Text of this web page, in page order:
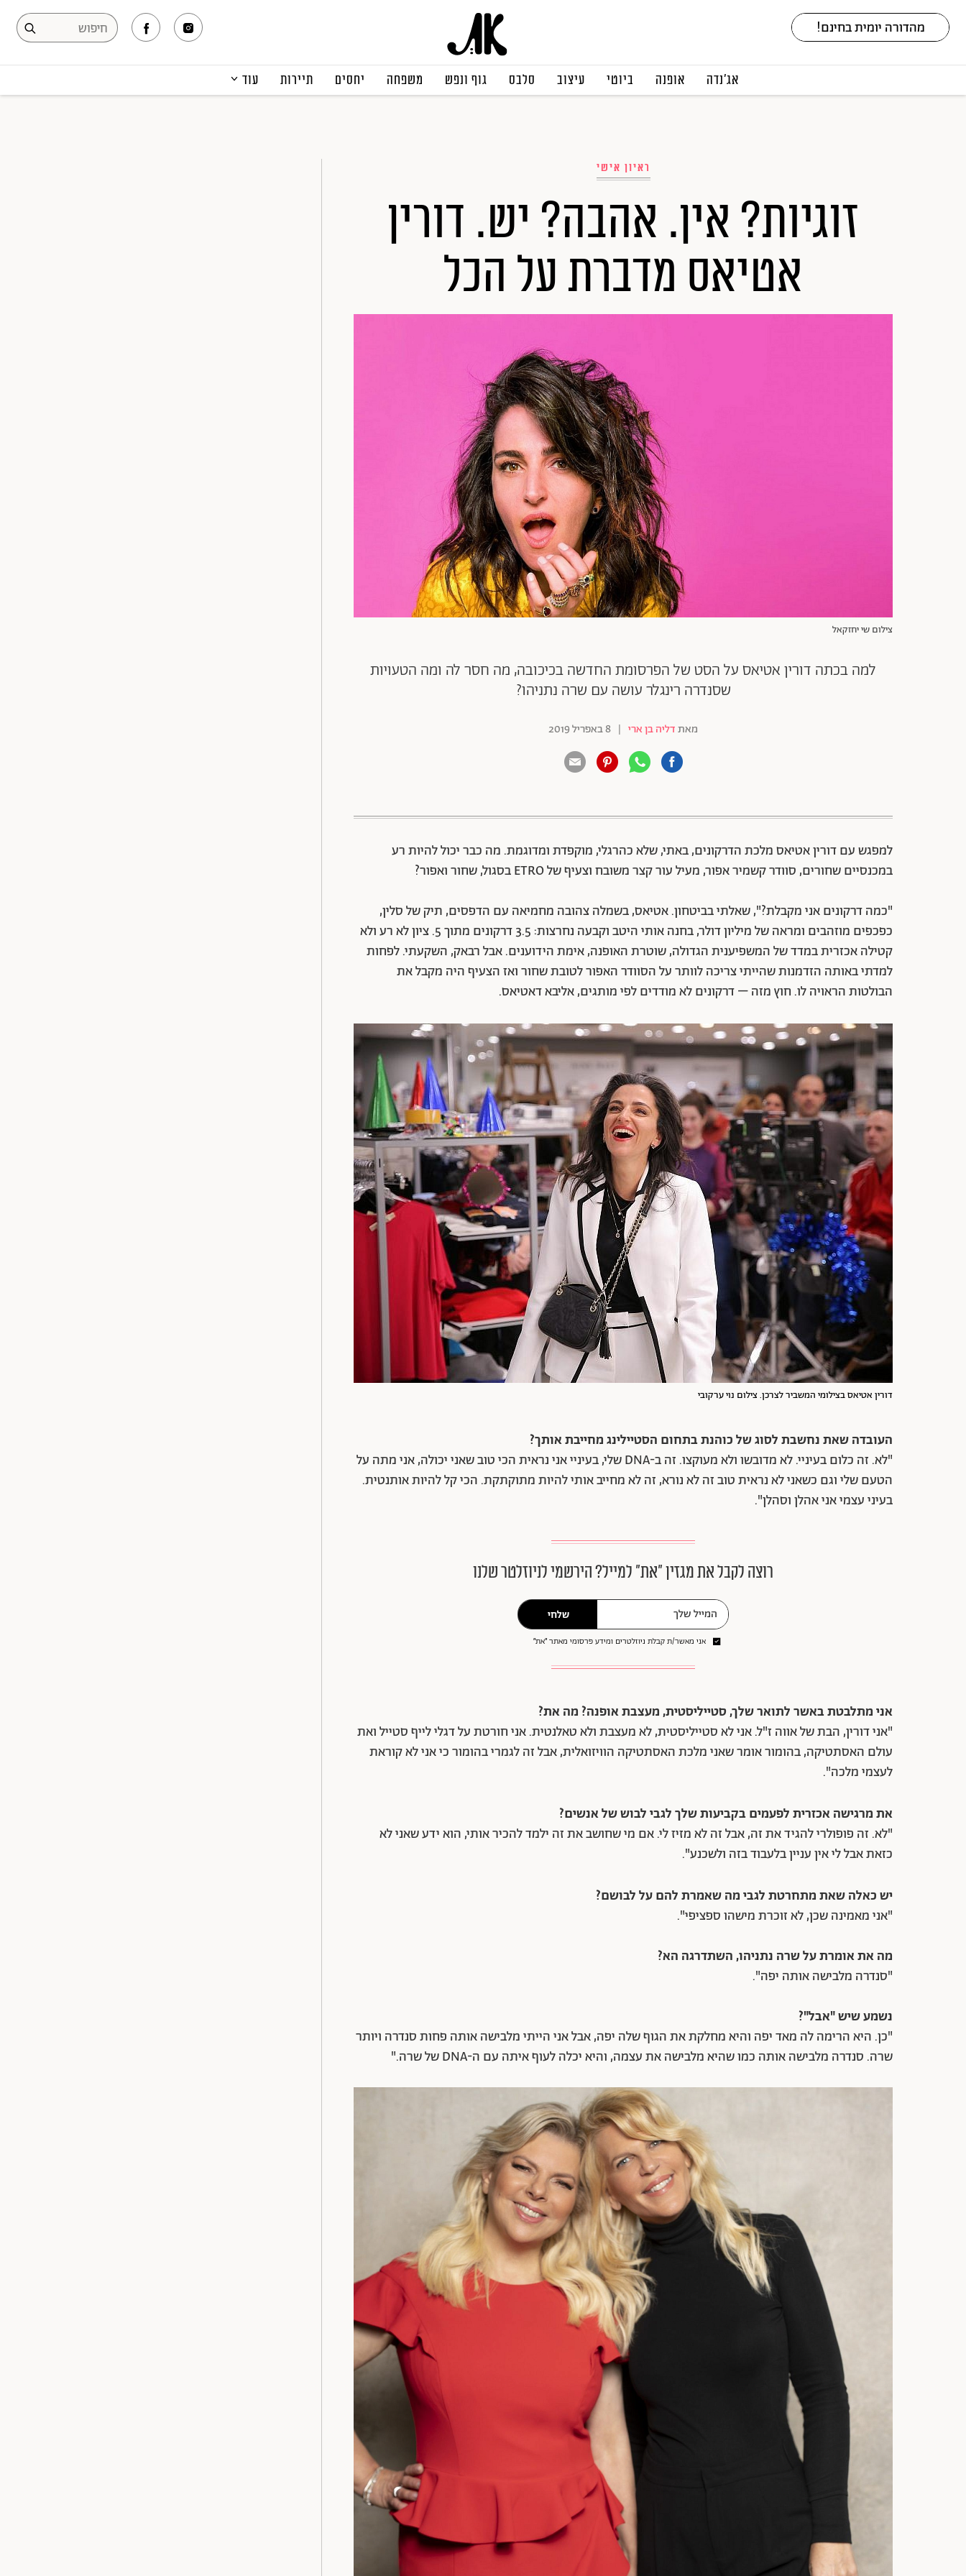
אג׳נדה אופנה ביוטי עיצוב סלבס גוף ונפש משפחה יחסים תיירות עוד
ראיון אישי
זוגיות? אין. אהבה? יש. דורין
אטיאס מדברת על הכל
צילום שי יחזקאל
למה בכתה דורין אטיאס על הסט של הפרסומת החדשה בכיכובה, מה חסר לה ומה הטעויות
שסנדרה רינגלר עושה עם שרה נתניהו?
מאתדליה בן ארי | 8 באפריל 2019
למפגש עם דורין אטיאס מלכת הדרקונים, באתי, שלא כהרגלי, מוקפדת ומדוגמת. מה כבר יכול להיות רע
במכנסיים שחורים, סוודר קשמיר אפור, מעיל עור קצר משובח וצעיף של ETRO בסגול, שחור ואפור?
"כמה דרקונים אני מקבלת?", שאלתי בביטחון. אטיאס, בשמלה צהובה מחמיאה עם הדפסים, תיק של סלין,
כפכפים מוזהבים ומראה של מיליון דולר, בחנה אותי היטב וקבעה נחרצות: 3.5 דרקונים מתוך 5. ציון לא רע ולא
קטילה אכזרית במדד של המשפיענית הגדולה, שוטרת האופנה, אימת הידוענים. אבל רבאק, השקעתי. לפחות
למדתי באותה הזדמנות שהייתי צריכה לוותר על הסוודר האפור לטובת שחור ואז הצעיף היה מקבל את
הבולטות הראויה לו. חוץ מזה – דרקונים לא מודדים לפי מותגים, אליבא דאטיאס.
דורין אטיאס בצילומי המשביר לצרכן. צילום נוי ערקובי
העובדה שאת נחשבת לסוג של כוהנת בתחום הסטיילינג מחייבת אותך?
"לא. זה כלום בעיניי. לא מדובשו ולא מעוקצו. זה ב-DNA שלי, בעיניי אני נראית הכי טוב שאני יכולה, אני מתה על
הטעם שלי וגם כשאני לא נראית טוב זה לא נורא, זה לא מחייב אותי להיות מתוקתקת. הכי קל להיות אותנטית.
בעיני עצמי אני אהלן וסהלן".
רוצה לקבל את מגזין ״את״ למייל? הירשמי לניוזלטר שלנו
שלחי
אני מאשר/ת קבלת ניוזלטרים ומידע פרסומי מאתר ״את״
אני מתלבטת באשר לתואר שלך, סטייליסטית, מעצבת אופנה? מה את?
"אני דורין, הבת של אווה ז"ל. אני לא סטייליסטית, לא מעצבת ולא טאלנטית. אני חורטת על דגלי לייף סטייל ואת
עולם האסתטיקה, בהומור אומר שאני מלכת האסתטיקה הוויזואלית, אבל זה לגמרי בהומור כי אני לא קוראת
לעצמי מלכה".
את מרגישה אכזרית לפעמים בקביעות שלך לגבי לבוש של אנשים?
"לא. זה פופולרי להגיד את זה, אבל זה לא מזיז לי. אם מי שחושב את זה ילמד להכיר אותי, הוא ידע שאני לא
כזאת אבל לי אין עניין בלעבוד בזה ולשכנע".
יש כאלה שאת מתחרטת לגבי מה שאמרת להם על לבושם?
"אני מאמינה שכן, לא זוכרת מישהו ספציפי".
מה את אומרת על שרה נתניהו, השתדרגה הא?
"סנדרה מלבישה אותה יפה".
נשמע שיש "אבל"?
"כן. היא הרימה לה מאד יפה והיא מחלקת את הגוף שלה יפה, אבל אני הייתי מלבישה אותה פחות סנדרה ויותר
שרה. סנדרה מלבישה אותה כמו שהיא מלבישה את עצמה, והיא יכלה לעוף איתה עם ה-DNA של שרה."